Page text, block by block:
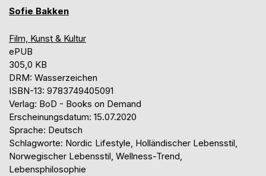
Sofie Bakken
Film, Kunst & Kultur
ePUB
305,0 KB
DRM: Wasserzeichen
ISBN-13: 9783749405091
Verlag: BoD - Books on Demand
Erscheinungsdatum: 15.07.2020
Sprache: Deutsch
Schlagworte: Nordic Lifestyle, Holländischer Lebensstil,
Norwegischer Lebensstil, Wellness-Trend,
Lebensphilosophie